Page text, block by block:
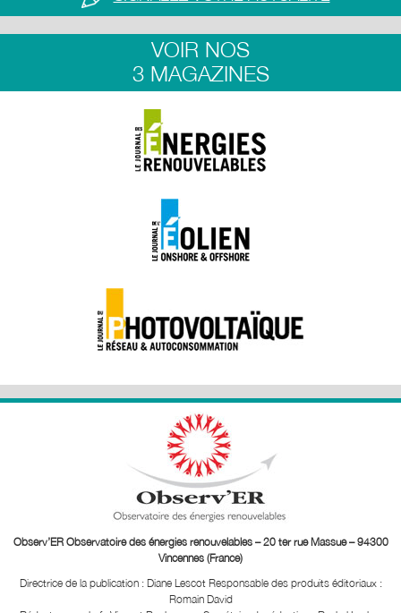
VOIR NOS
3 MAGAZINES
Observ’ER Observatoire des énergies renouvelables – 20 ter rue Massue – 94300
Vincennes (France)
Directrice de la publication : Diane Lescot Responsable des produits éditoriaux :
Romain David